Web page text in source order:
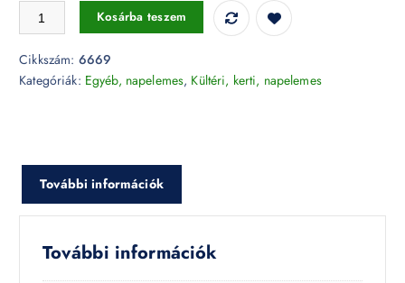
8W Napelemes LED kertilámpa IP65 4000K - 6669 mennyiség
Kosárba teszem
Cikkszám: 6669
Kategóriák: Egyéb, napelemes, Kültéri, kerti, napelemes
További információk
További információk